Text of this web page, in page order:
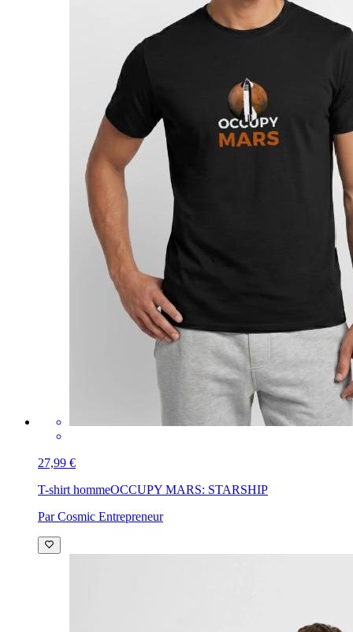
27,99 €
T-shirt hommeOCCUPY MARS: STARSHIP
Par Cosmic Entrepreneur